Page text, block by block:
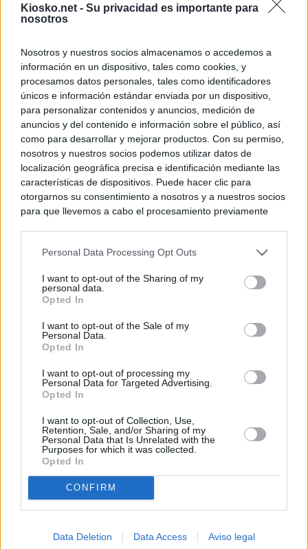
Kiosko.net - Su privacidad es importante para
nosotros
Nosotros y nuestros socios almacenamos o accedemos a
información en un dispositivo, tales como cookies, y
procesamos datos personales, tales como identificadores
únicos e información estándar enviada por un dispositivo,
para personalizar contenidos y anuncios, medición de
anuncios y del contenido e información sobre el público, así
como para desarrollar y mejorar productos. Con su permiso,
nosotros y nuestros socios podemos utilizar datos de
localización geográfica precisa e identificación mediante las
características de dispositivos. Puede hacer clic para
otorgarnos su consentimiento a nosotros y a nuestros socios
para que llevemos a cabo el procesamiento previamente
negar su consentimiento. Tenga en cuenta que algún
de su consentimiento, pero usted tiene el derecho de
rechazar tal procesamiento. Sus preferencias se aplicarán
cualquier momento entrando de nuevo en este sitio web o
visitando nuestra política de privacidad.
Personal Data Processing Opt Outs
I want to opt-out of the Sharing of my
personal data.
Opted In
I want to opt-out of the Sale of my
Personal Data.
Opted In
I want to opt-out of processing my
Personal Data for Targeted Advertising.
Opted In
I want to opt-out of Collection, Use,
Retention, Sale, and/or Sharing of my
Personal Data that Is Unrelated with the
Purposes for which it was collected.
Opted In
CONFIRM
Data Deletion Data Access Aviso legal